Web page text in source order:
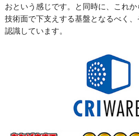
おという感じです。と同時に、これ
技術面で下支えする基盤となるべく
認識しています。